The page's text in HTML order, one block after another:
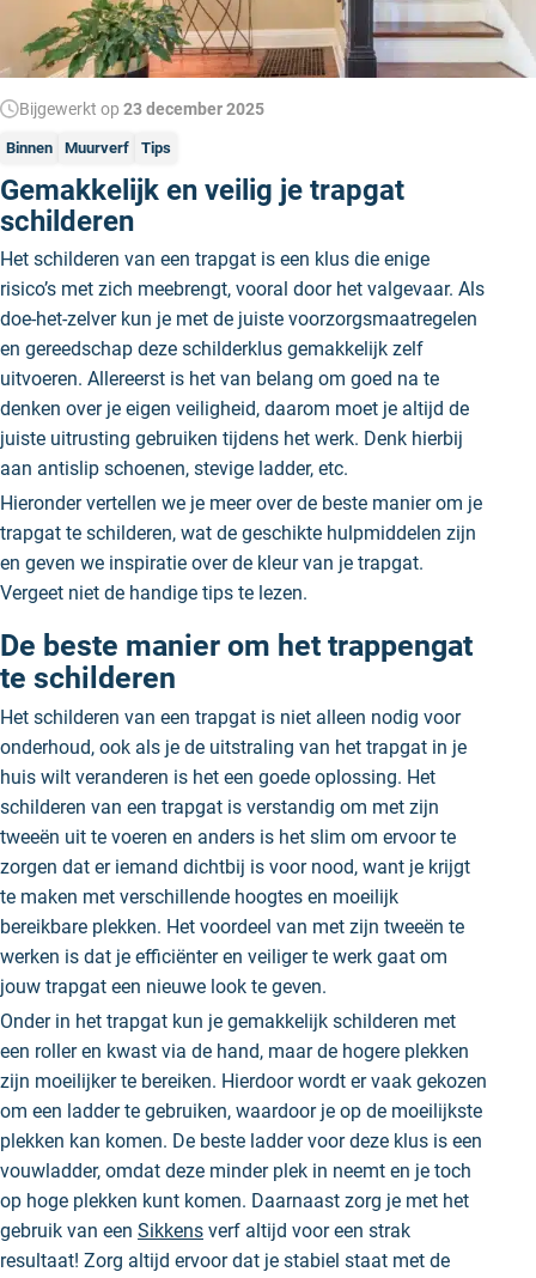
Bijgewerkt op 23 december 2025
Binnen Muurverf Tips
Gemakkelijk en veilig je trapgat
schilderen
Het schilderen van een trapgat is een klus die enige
risico’s met zich meebrengt, vooral door het valgevaar. Als
doe-het-zelver kun je met de juiste voorzorgsmaatregelen
en gereedschap deze schilderklus gemakkelijk zelf
uitvoeren. Allereerst is het van belang om goed na te
denken over je eigen veiligheid, daarom moet je altijd de
juiste uitrusting gebruiken tijdens het werk. Denk hierbij
aan antislip schoenen, stevige ladder, etc.
Hieronder vertellen we je meer over de beste manier om je
trapgat te schilderen, wat de geschikte hulpmiddelen zijn
en geven we inspiratie over de kleur van je trapgat.
Vergeet niet de handige tips te lezen.
De beste manier om het trappengat
te schilderen
Het schilderen van een trapgat is niet alleen nodig voor
onderhoud, ook als je de uitstraling van het trapgat in je
huis wilt veranderen is het een goede oplossing. Het
schilderen van een trapgat is verstandig om met zijn
tweeën uit te voeren en anders is het slim om ervoor te
zorgen dat er iemand dichtbij is voor nood, want je krijgt
te maken met verschillende hoogtes en moeilijk
bereikbare plekken. Het voordeel van met zijn tweeën te
werken is dat je efficiënter en veiliger te werk gaat om
jouw trapgat een nieuwe look te geven.
Onder in het trapgat kun je gemakkelijk schilderen met
een roller en kwast via de hand, maar de hogere plekken
zijn moeilijker te bereiken. Hierdoor wordt er vaak gekozen
om een ladder te gebruiken, waardoor je op de moeilijkste
plekken kan komen. De beste ladder voor deze klus is een
vouwladder, omdat deze minder plek in neemt en je toch
op hoge plekken kunt komen. Daarnaast zorg je met het
gebruik van een Sikkens verf altijd voor een strak
resultaat! Zorg altijd ervoor dat je stabiel staat met de